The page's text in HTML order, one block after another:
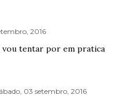
2016
vou tentar por em pratica
03 setembro, 2016